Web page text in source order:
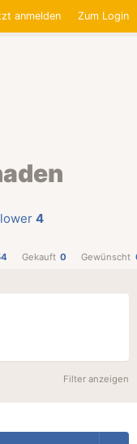
anmelden Zum Login
4
Gekauft 0 Gewünscht
Filter anzeigen